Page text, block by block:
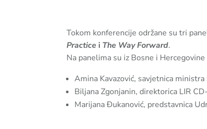
Tokom konferencije održane su tri
Practice i The Way Forward.
Na panelima su iz Bosne i
Amina Kavazović, savjetnica
Biljana Zgonjanin, direktorica LIR
Marijana Đukanović, predstavnica